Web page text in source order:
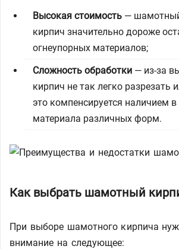
Высокая стоимость —
кирпич значительно дороже
огнеупорных материалов;
Сложность обработки — из-за
кирпич не так легко разрезать
это компенсируется наличием
материала различных форм.
Как выбрать шамотный
При выборе шамотного кирпича
внимание на следующее: